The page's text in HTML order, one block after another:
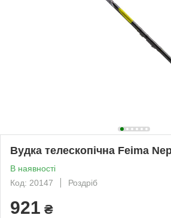
Вудка телескопічна Feima
В наявності
Код: 20147
Роздріб
921 ₴